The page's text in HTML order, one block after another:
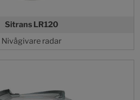
Sitrans LR120
Nivågivare radar